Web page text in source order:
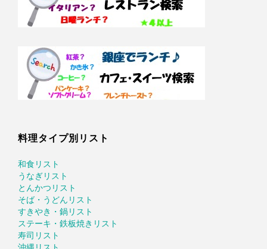
料理タイプ別リスト
和食リスト
うなぎリスト
とんかつリスト
そば・うどんリスト
すきやき・鍋リスト
ステーキ・鉄板焼きリスト
寿司リスト
沖縄リスト